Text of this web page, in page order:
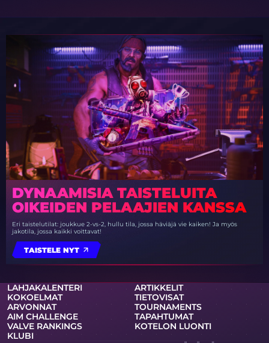
DYNAAMISIA TAISTELUITA
OIKEIDEN PELAAJIEN KANSSA
Eri taistelutilat: joukkue 2-vs-2, hullu tila, jossa häviäjä vie kaiken! Ja myös
jakotila, jossa kaikki voittavat!
TAISTELE NYT
LAHJAKALENTERI
ARTIKKELIT
KOKOELMAT
TIETOVISAT
ARVONNAT
TOURNAMENTS
AIM CHALLENGE
TAPAHTUMAT
VALVE RANKINGS
KOTELON LUONTI
KLUBI